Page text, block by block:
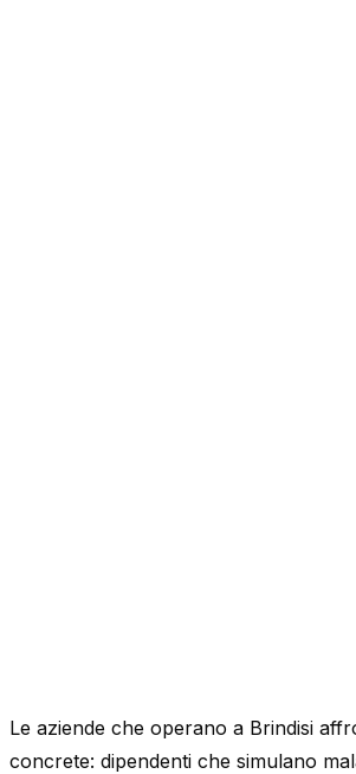
Le aziende che operano a Brindisi
concrete: dipendenti che simulano